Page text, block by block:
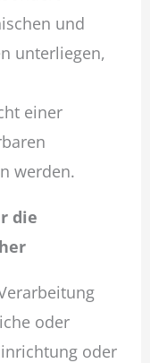
und
unterliegen,
einer
werden.
die
oder
oder